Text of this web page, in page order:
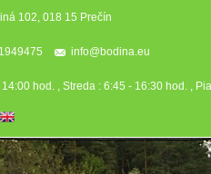
102, 018 15 Prečín
info@bodina.eu
hod. , Streda : 6:45 - 16:30 hod. ,